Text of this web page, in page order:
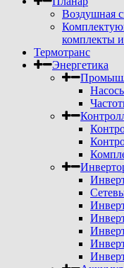
Воздушная
комплекты и
Термотранс
Энергетика